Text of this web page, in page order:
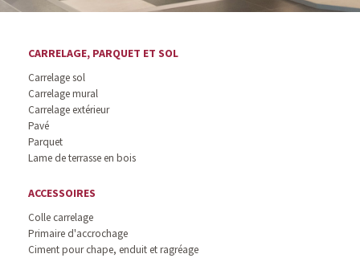
CARRELAGE, PARQUET ET SOL
Carrelage sol
Carrelage mural
Carrelage extérieur
Pavé
Parquet
Lame de terrasse en bois
ACCESSOIRES
Colle carrelage
Primaire d'accrochage
Ciment pour chape, enduit et ragréage